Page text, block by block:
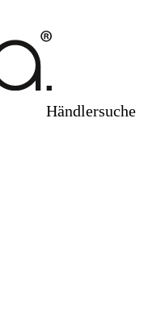
Händlersuche